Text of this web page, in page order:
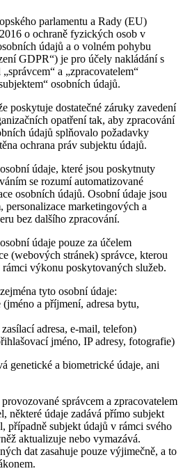
parlamentu a Rady (EU)
o ochraně fyzických osob v
údajů a o volném pohybu
GDPR“) je pro účely nakládání s
a „zpracovatelem“
osobních údajů.
poskytuje dostatečné záruky zavedení
opatření tak, aby zpracování
údajů splňovalo požadavky
ochrana práv subjektu údajů.
údaje, které jsou poskytnuty
se rozumí automatizované
osobních údajů. Osobní údaje jsou
personalizace marketingových a
bez dalšího zpracování.
údaje pouze za účelem
(webových stránek) správce, kterou
výkonu poskytovaných služeb.
tyto osobní údaje:
a příjmení, adresa bytu,
adresa, e-mail, telefon)
jméno, IP adresy, fotografie)
genetické a biometrické údaje, ani
správcem a zpracovatelem
některé údaje zadává přímo subjekt
případně subjekt údajů v rámci svého
aktualizuje nebo vymazává.
dat zasahuje pouze výjimečně, a to